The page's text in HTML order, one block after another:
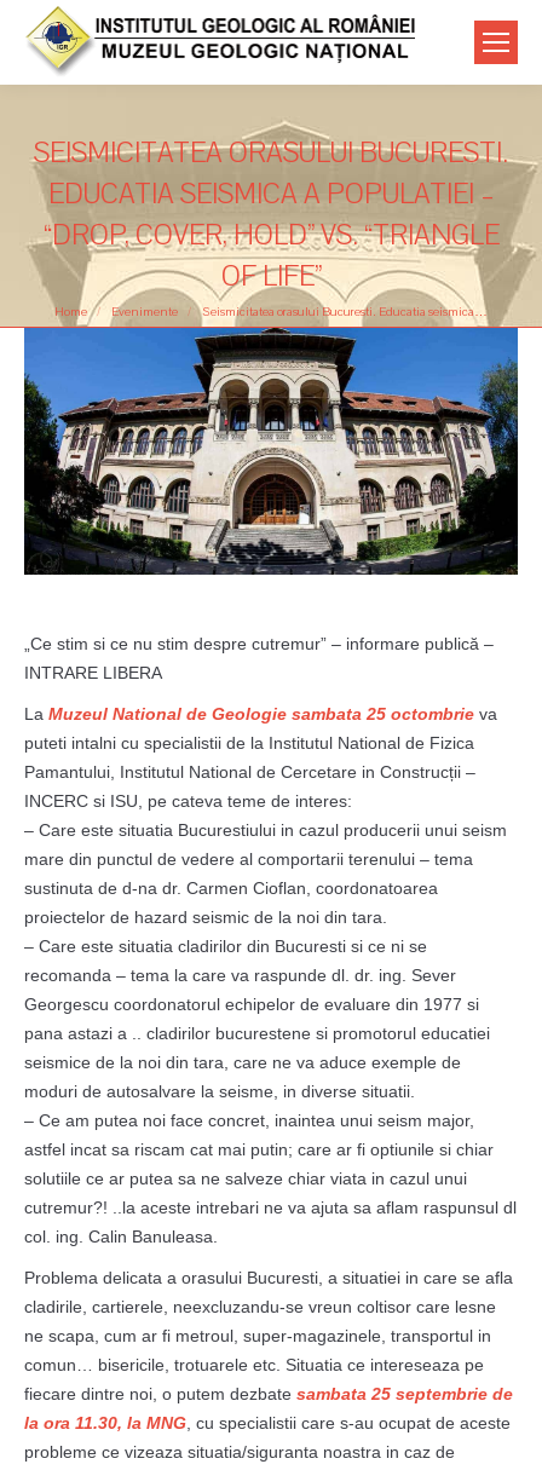
SEISMICITATEA ORASULUI BUCURESTI.
EDUCATIA SEISMICA A POPULATIEI –
“DROP, COVER, HOLD” VS. “TRIANGLE
OF LIFE”
You are here:
Home Evenimente Seismicitatea orasului Bucuresti. Educatia seismica…
„Ce stim si ce nu stim despre cutremur” – informare publică –
INTRARE LIBERA
La Muzeul National de Geologie sambata 25 octombrie va
puteti intalni cu specialistii de la Institutul National de Fizica
Pamantului, Institutul National de Cercetare in Construcții –
INCERC si ISU, pe cateva teme de interes:
– Care este situatia Bucurestiului in cazul producerii unui seism
mare din punctul de vedere al comportarii terenului – tema
sustinuta de d-na dr. Carmen Cioflan, coordonatoarea
proiectelor de hazard seismic de la noi din tara.
– Care este situatia cladirilor din Bucuresti si ce ni se
recomanda – tema la care va raspunde dl. dr. ing. Sever
Georgescu coordonatorul echipelor de evaluare din 1977 si
pana astazi a .. cladirilor bucurestene si promotorul educatiei
seismice de la noi din tara, care ne va aduce exemple de
moduri de autosalvare la seisme, in diverse situatii.
– Ce am putea noi face concret, inaintea unui seism major,
astfel incat sa riscam cat mai putin; care ar fi optiunile si chiar
solutiile ce ar putea sa ne salveze chiar viata in cazul unui
cutremur?! ..la aceste intrebari ne va ajuta sa aflam raspunsul dl
col. ing. Calin Banuleasa.
Problema delicata a orasului Bucuresti, a situatiei in care se afla
cladirile, cartierele, neexcluzandu-se vreun coltisor care lesne
ne scapa, cum ar fi metroul, super-magazinele, transportul in
comun… bisericile, trotuarele etc. Situatia ce intereseaza pe
fiecare dintre noi, o putem dezbate sambata 25 septembrie de
la ora 11.30, la MNG , cu specialistii care s-au ocupat de aceste
probleme ce vizeaza situatia/siguranta noastra in caz de